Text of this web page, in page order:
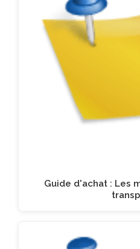
Guide d'achat : Les